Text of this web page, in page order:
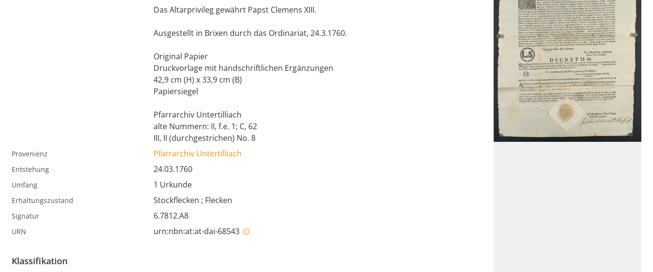
Das Altarprivileg gewährt Papst Clemens XIII.
Ausgestellt in Brixen durch das Ordinariat, 24.3.1760.
Original Papier
Druckvorlage mit handschriftlichen Ergänzungen
42,9 cm (H) x 33,9 cm (B)
Papiersiegel
Pfarrarchiv Untertilliach
alte Nummern: II, f.e. 1; C, 62
III, II (durchgestrichen) No. 8
Provenienz Pfarrarchiv Untertilliach
Entstehung 24.03.1760
Umfang 1 Urkunde
Erhaltungszustand Stockflecken ; Flecken
Signatur 6.7812.A8
URN urn:nbn:at:at-dai-68543
Klassifikation